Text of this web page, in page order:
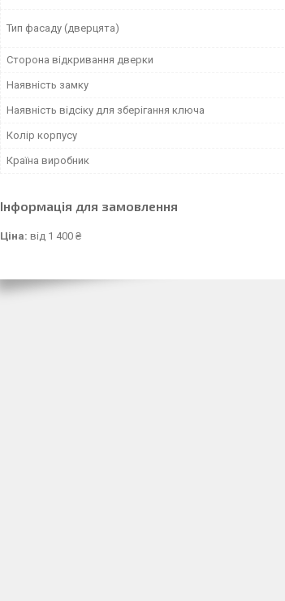
Тип фасаду (дверцята)
Сторона відкривання дверки
Наявність замку
Наявність відсіку для зберігання ключа
Колір корпусу
Країна виробник
Інформація для замовлення
Ціна: від 1 400 ₴